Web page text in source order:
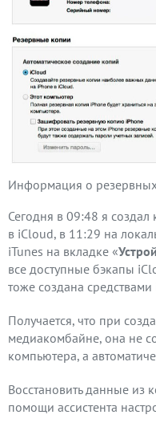
Информация о
Сегодня в 09:48 я
в iCloud, в 11:29 на
iTunes на вкладке «
все доступные бэкапы
тоже создана средствами
Получается, что при
медиакомбайне, она не
компьютера, а
Восстановить данные из
помощи ассистента